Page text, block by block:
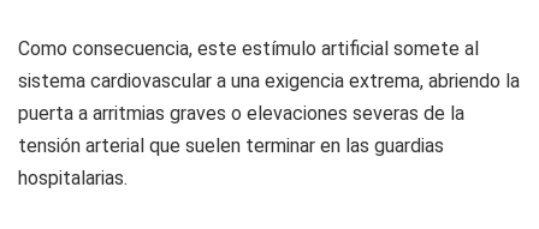
Como consecuencia, este estímulo artificial somete al
sistema cardiovascular a una exigencia extrema, abriendo la
puerta a arritmias graves o elevaciones severas de la
tensión arterial que suelen terminar en las guardias
hospitalarias.